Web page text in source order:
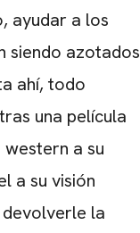
ayudar a los
siendo azotados
ahí, todo
una película
a su
a su visión
la